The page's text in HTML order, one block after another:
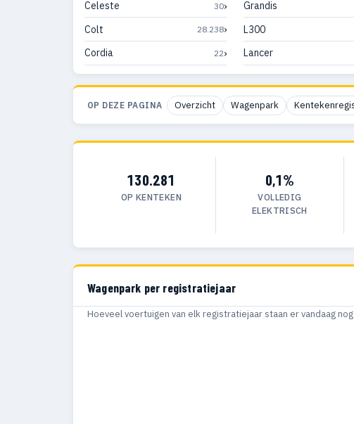
Celeste 30›
Colt 28.238›
Cordia 22›
Grandis
L300
Lancer
OP DEZE PAGINA Overzicht Wagenpark
130.281
OP KENTEKEN
0,1%
VOLLEDIG
ELEKTRISCH
Wagenpark per registratiejaar
Hoeveel voertuigen van elk registratiejaar staan er vandaag